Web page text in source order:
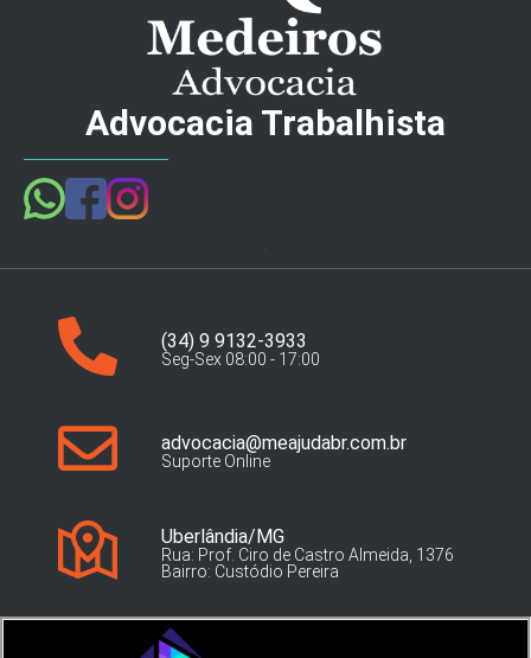
Advocacia Trabalhista
(34) 9 9132-3933
Seg-Sex 08:00 - 17:00
advocacia@meajudabr.com.br
Suporte Online
Uberlândia/MG
Rua: Prof. Ciro de Castro Almeida, 1376
Bairro: Custódio Pereira